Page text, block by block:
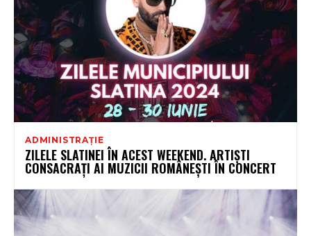
ADMINISTRAȚIE
ZILELE SLATINEI ÎN ACEST WEEKEND. ARTIȘTI
CONSACRAȚI AI MUZICII ROMÂNEȘTI ÎN CONCERT